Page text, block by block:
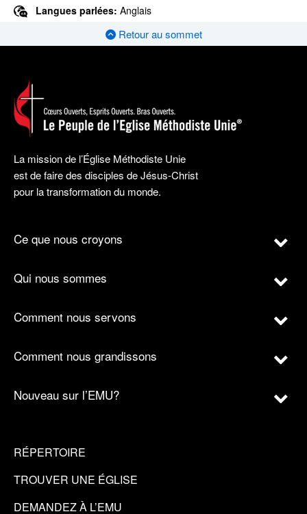
Langues parlées: Anglais
Retour au sommet
La mission de l’Église Méthodiste Unie
est de faire des disciples de Jésus-Christ
pour la transformation du monde.
Ce que nous croyons
Qui nous sommes
Comment nous servons
Comment nous grandissons
Nouveau sur l’EMU?
RÉPERTOIRE
TROUVER UNE ÉGLISE
DEMANDEZ À L’EMU